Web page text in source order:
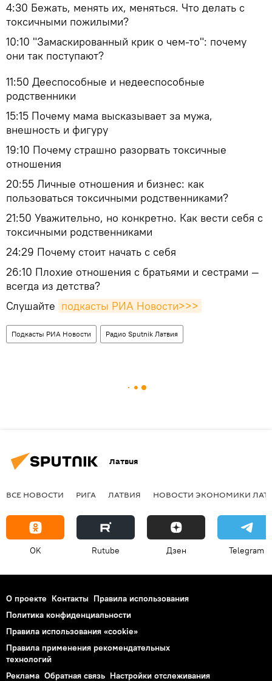
4:30 Бежать, менять их, меняться. Что делать с
токсичными пожилыми?
10:10 "Замаскированный крик о чем-то": почему
они так поступают?
11:50 Дееспособные и недееспособные
родственники
15:15 Почему мама высказывает за мужа,
внешность и фигуру
19:10 Почему страшно разорвать токсичные
отношения
20:55 Личные отношения и бизнес: как
пользоваться токсичными родственниками?
21:50 Уважительно, но конкретно. Как вести себя с
токсичными родственниками
24:29 Почему стоит начать с себя
26:10 Плохие отношения с братьями и сестрами —
всегда из детства?
Слушайте подкасты РИА Новости>>>
Подкасты РИА Новости Радио Sputnik Латвия
Латвия
ВСЕ НОВОСТИ РИГА ЛАТВИЯ НОВОСТИ ЭКОНОМИКИ
OK Rutube Дзен Telegram
О проекте Контакты Правила использования
Политика конфиденциальности
Правила использования «cookie»
Правила применения рекомендательных
технологий
Реклама Обратная связь Настройки отслеживания